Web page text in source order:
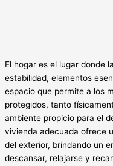
El hogar es el lugar donde
estabilidad, elementos
espacio que permite a los
protegidos, tanto
ambiente propicio para el
vivienda adecuada ofrece
del exterior, brindando un
descansar, relajarse y